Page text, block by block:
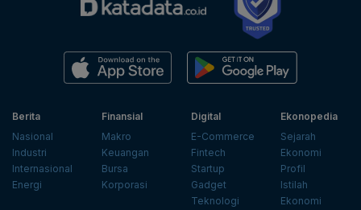
Berita
Nasional
Industri
Internasional
Energi
Finansial
Makro
Keuangan
Bursa
Korporasi
Digital
E-Commerce
Fintech
Startup
Gadget
Teknologi
Ekonopedia
Sejarah
Ekonomi
Profil
Istilah
Ekonomi